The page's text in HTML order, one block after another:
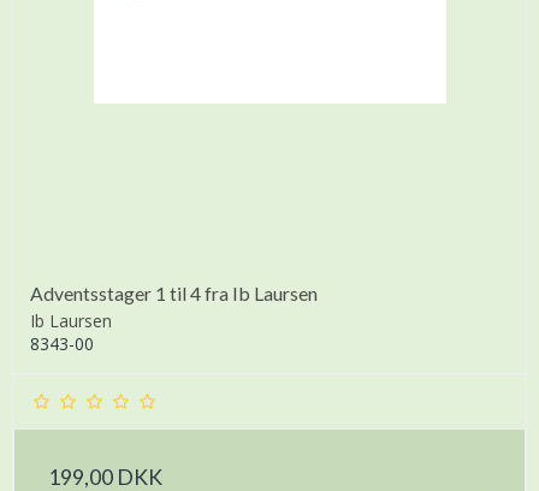
Adventsstager 1 til 4 fra Ib Laursen
Ib Laursen
8343-00
199,00 DKK